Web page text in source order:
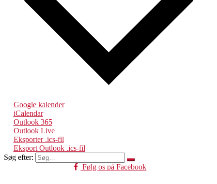
Google kalender
iCalendar
Outlook 365
Outlook Live
Eksporter .ics-fil
Eksport Outlook .ics-fil
Søg efter:
Følg os på Facebook